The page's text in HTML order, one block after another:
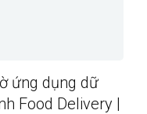
ứng dụng dữ
Food Delivery |